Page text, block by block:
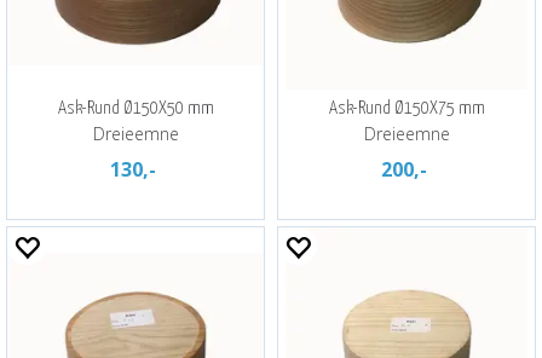
Ask-Rund Ø150X50 mm
Dreieemne
130,-
Ask-Rund Ø150X75 mm
Dreieemne
200,-